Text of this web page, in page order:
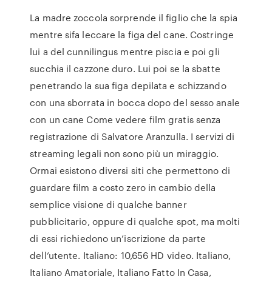
La madre zoccola sorprende il figlio che la spia
mentre sifa leccare la figa del cane. Costringe
lui a del cunnilingus mentre piscia e poi gli
succhia il cazzone duro. Lui poi se la sbatte
penetrando la sua figa depilata e schizzando
con una sborrata in bocca dopo del sesso anale
con un cane Come vedere film gratis senza
registrazione di Salvatore Aranzulla. I servizi di
streaming legali non sono più un miraggio.
Ormai esistono diversi siti che permettono di
guardare film a costo zero in cambio della
semplice visione di qualche banner
pubblicitario, oppure di qualche spot, ma molti
di essi richiedono un’iscrizione da parte
dell’utente. Italiano: 10,656 HD video. Italiano,
Italiano Amatoriale, Italiano Fatto In Casa,